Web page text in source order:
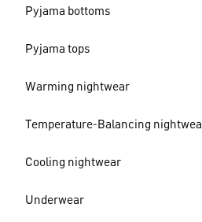
Pyjama bottoms
Pyjama tops
Warming nightwear
Temperature-Balancing
Cooling nightwear
Underwear